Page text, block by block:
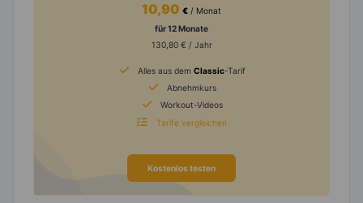
10,90 € / Monat
für 12 Monate
130,80 € / Jahr
Alles aus dem Classic-Tarif
Abnehmkurs
Workout-Videos
Tarife vergleichen
Kostenlos testen